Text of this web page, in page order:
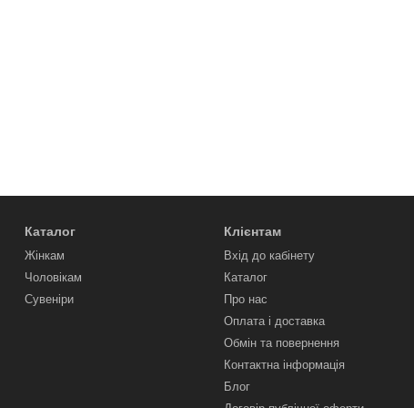
Каталог
Жінкам
Чоловікам
Сувеніри
Клієнтам
Вхід до кабінету
Каталог
Про нас
Оплата і доставка
Обмін та повернення
Контактна інформація
Блог